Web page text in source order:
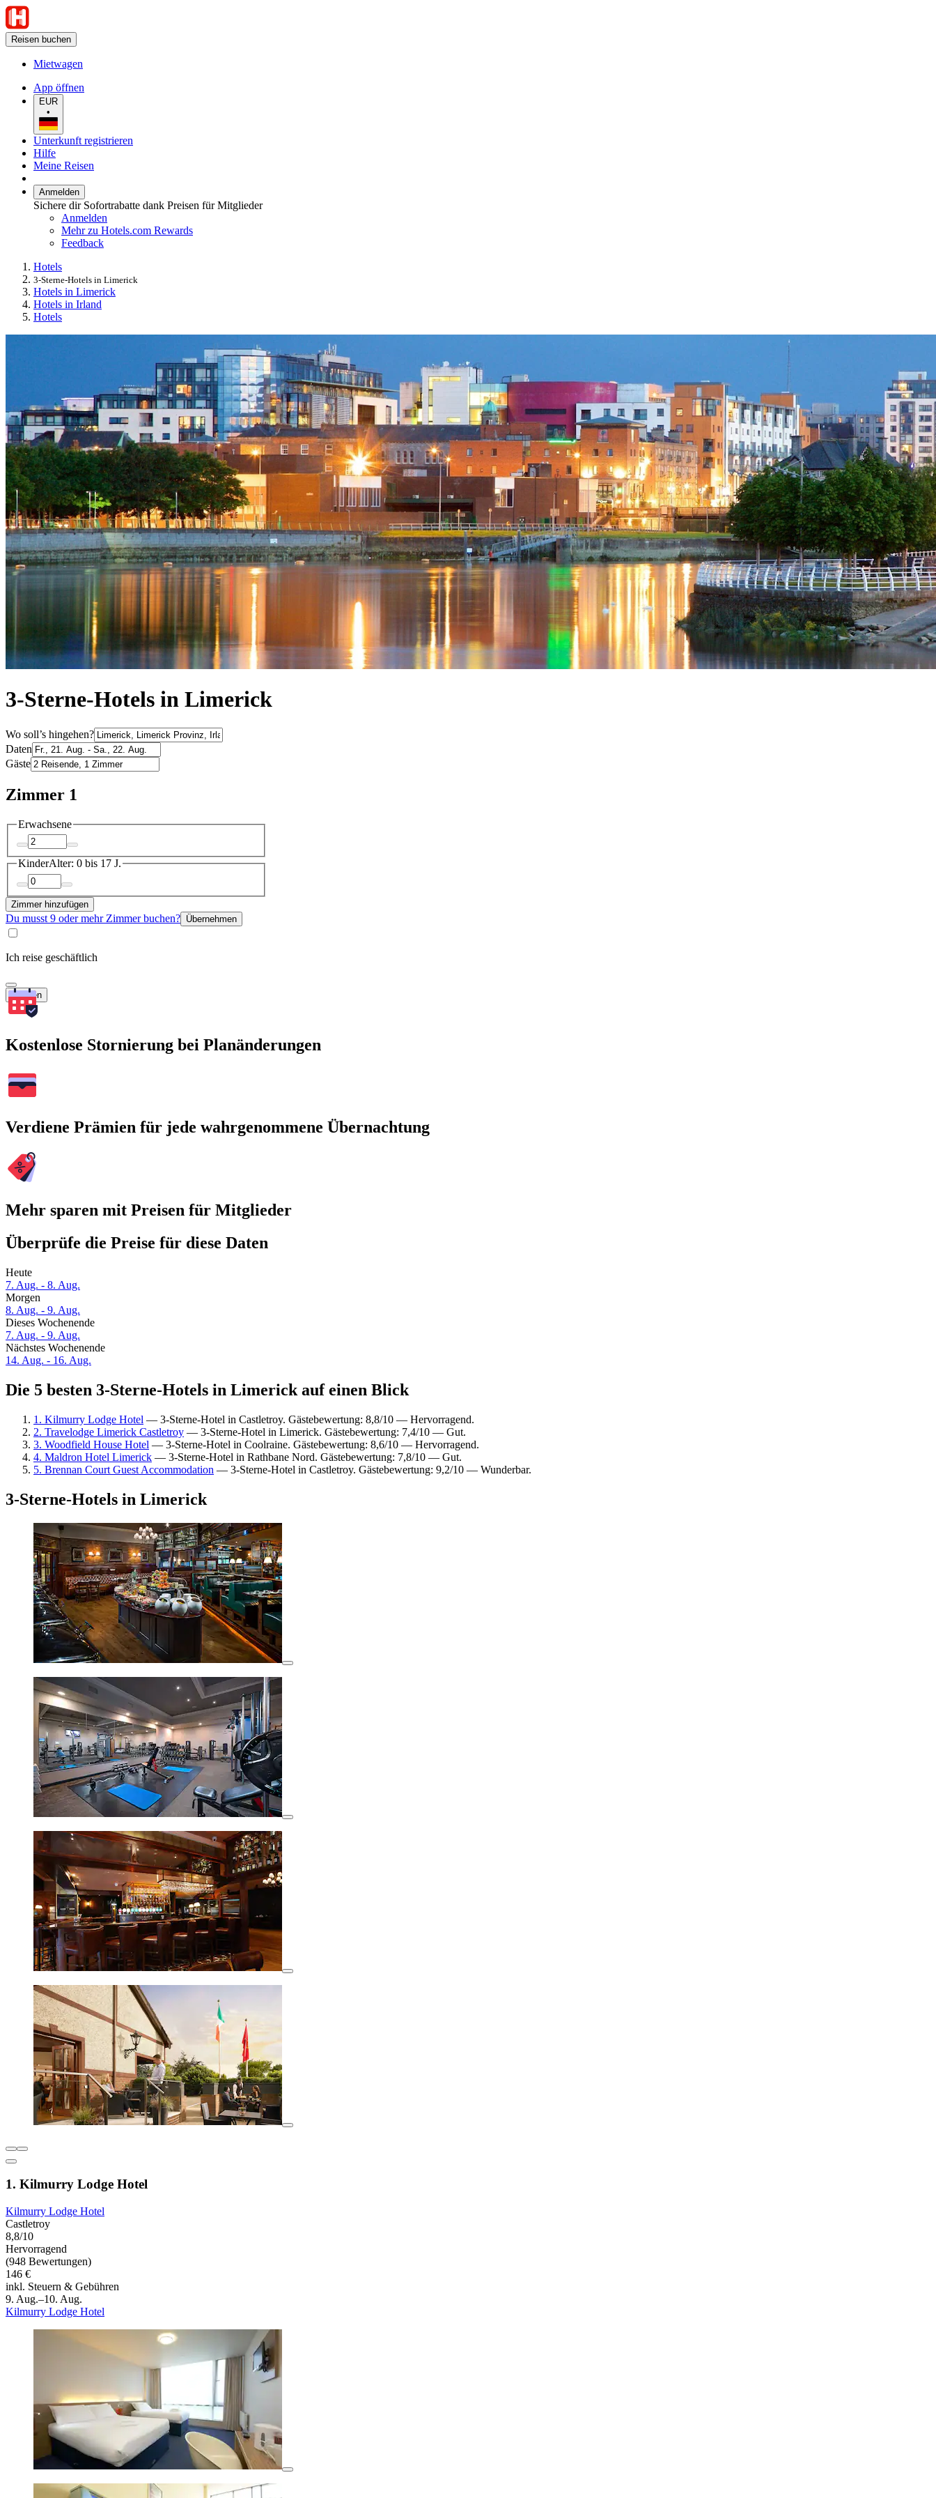
Reisen buchen
Mietwagen
App öffnen
EUR
•
Unterkunft registrieren
Hilfe
Meine Reisen
Anmelden
Sichere dir Sofortrabatte dank Preisen für Mitglieder
Anmelden
Mehr zu Hotels.com Rewards
Feedback
Hotels
3-Sterne-Hotels in Limerick
Hotels in Limerick
Hotels in Irland
Hotels
3-Sterne-Hotels in Limerick
Wo soll’s hingehen?
Daten
Gäste
Zimmer 1
Erwachsene
KinderAlter: 0 bis 17 J.
Zimmer hinzufügen
Du musst 9 oder mehr Zimmer buchen? Übernehmen
Ich reise geschäftlich
Suchen
Kostenlose Stornierung bei Planänderungen
Verdiene Prämien für jede wahrgenommene Übernachtung
Mehr sparen mit Preisen für Mitglieder
Überprüfe die Preise für diese Daten
Heute
7. Aug. - 8. Aug.
Morgen
8. Aug. - 9. Aug.
Dieses Wochenende
7. Aug. - 9. Aug.
Nächstes Wochenende
14. Aug. - 16. Aug.
Die 5 besten 3-Sterne-Hotels in Limerick auf einen Blick
1. Kilmurry Lodge Hotel — 3-Sterne-Hotel in Castletroy. Gästebewertung: 8,8/10 — Hervorragend.
2. Travelodge Limerick Castletroy — 3-Sterne-Hotel in Limerick. Gästebewertung: 7,4/10 — Gut.
3. Woodfield House Hotel — 3-Sterne-Hotel in Coolraine. Gästebewertung: 8,6/10 — Hervorragend.
4. Maldron Hotel Limerick — 3-Sterne-Hotel in Rathbane Nord. Gästebewertung: 7,8/10 — Gut.
5. Brennan Court Guest Accommodation — 3-Sterne-Hotel in Castletroy. Gästebewertung: 9,2/10 — Wunderbar.
3-Sterne-Hotels in Limerick
1. Kilmurry Lodge Hotel
Kilmurry Lodge Hotel
Castletroy
8,8/10
Hervorragend
(948 Bewertungen)
146 €
inkl. Steuern & Gebühren
9. Aug.–10. Aug.
Kilmurry Lodge Hotel